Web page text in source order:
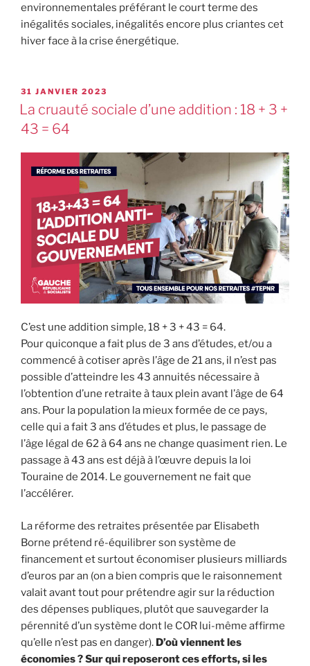
environnementales préférant le court terme des
inégalités sociales, inégalités encore plus criantes cet
hiver face à la crise énergétique.
31 JANVIER 2023
La cruauté sociale d’une addition : 18 + 3 +
43 = 64
C’est une addition simple, 18 + 3 + 43 = 64.
Pour quiconque a fait plus de 3 ans d’études, et/ou a
commencé à cotiser après l’âge de 21 ans, il n’est pas
possible d’atteindre les 43 annuités nécessaire à
l’obtention d’une retraite à taux plein avant l’âge de 64
ans. Pour la population la mieux formée de ce pays,
celle qui a fait 3 ans d’études et plus, le passage de
l’âge légal de 62 à 64 ans ne change quasiment rien. Le
passage à 43 ans est déjà à l’œuvre depuis la loi
Touraine de 2014. Le gouvernement ne fait que
l’accélérer.
La réforme des retraites présentée par Elisabeth
Borne prétend ré-équilibrer son système de
financement et surtout économiser plusieurs milliards
d’euros par an (on a bien compris que le raisonnement
valait avant tout pour prétendre agir sur la réduction
des dépenses publiques, plutôt que sauvegarder la
pérennité d’un système dont le COR lui-même affirme
qu’elle n’est pas en danger). D’où viennent les
économies ? Sur qui reposeront ces efforts, si les